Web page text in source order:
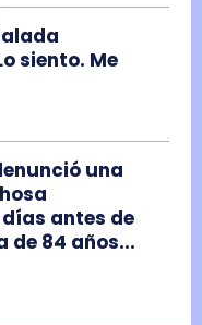
siento. Me
una
antes de
de 84 años...